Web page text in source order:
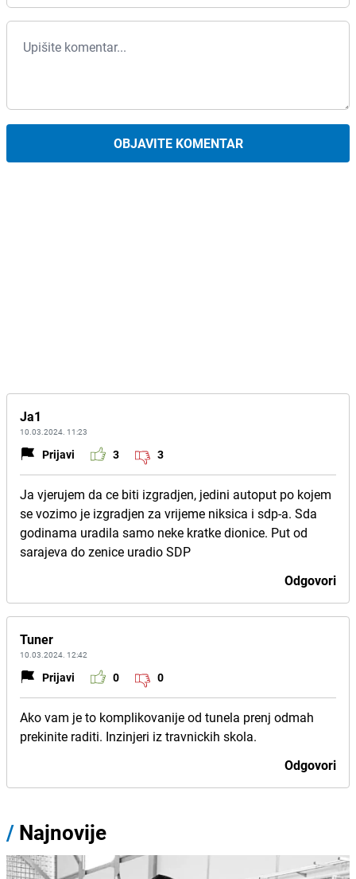
OBJAVITE KOMENTAR
Ja1
10.03.2024. 11:23
Prijavi 3 3
Ja vjerujem da ce biti izgradjen, jedini autoput po kojem
se vozimo je izgradjen za vrijeme niksica i sdp-a. Sda
godinama uradila samo neke kratke dionice. Put od
sarajeva do zenice uradio SDP
Odgovori
Tuner
10.03.2024. 12:42
Prijavi 0 0
Ako vam je to komplikovanije od tunela prenj odmah
prekinite raditi. Inzinjeri iz travnickih skola.
Odgovori
/ Najnovije